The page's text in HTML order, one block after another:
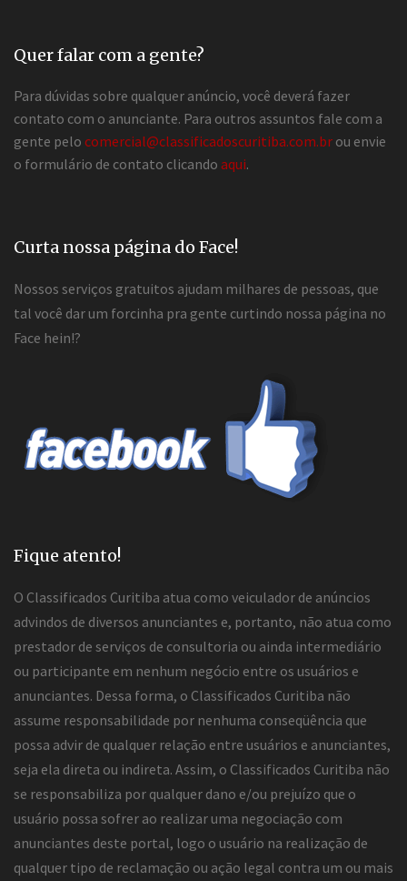
Quer falar com a gente?
Para dúvidas sobre qualquer anúncio, você deverá fazer
contato com o anunciante. Para outros assuntos fale com a
gente pelo comercial@classificadoscuritiba.com.br ou envie
o formulário de contato clicando aqui.
Curta nossa página do Face!
Nossos serviços gratuitos ajudam milhares de pessoas, que
tal você dar um forcinha pra gente curtindo nossa página no
Face hein!?
Fique atento!
O Classificados Curitiba atua como veiculador de anúncios
advindos de diversos anunciantes e, portanto, não atua como
prestador de serviços de consultoria ou ainda intermediário
ou participante em nenhum negócio entre os usuários e
anunciantes. Dessa forma, o Classificados Curitiba não
assume responsabilidade por nenhuma conseqüência que
possa advir de qualquer relação entre usuários e anunciantes,
seja ela direta ou indireta. Assim, o Classificados Curitiba não
se responsabiliza por qualquer dano e/ou prejuízo que o
usuário possa sofrer ao realizar uma negociação com
anunciantes deste portal, logo o usuário na realização de
qualquer tipo de reclamação ou ação legal contra um ou mais